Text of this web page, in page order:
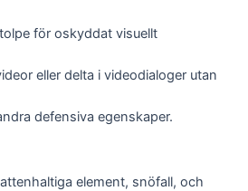
för oskyddat visuellt
eller delta i videodialoger utan
defensiva egenskaper.
element, snöfall, och